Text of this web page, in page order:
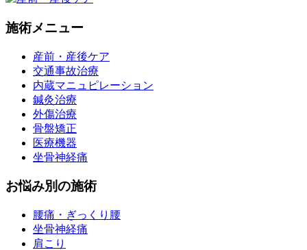
施術メニュー
産前・産後ケア
交通事故治療
内蔵マニュピレーション
鍼灸治療
外傷治療
骨盤矯正
医療機器
坐骨神経痛
お悩み別の施術
腰痛・ぎっくり腰
坐骨神経痛
肩こり